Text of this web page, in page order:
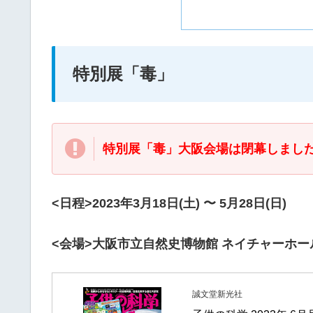
特別展「毒」
特別展「毒」大阪会場は閉幕しまし
<日程>2023年3月18日(土) 〜 5月28日(日)
<会場>大阪市立自然史博物館 ネイチャーホー
誠文堂新光社